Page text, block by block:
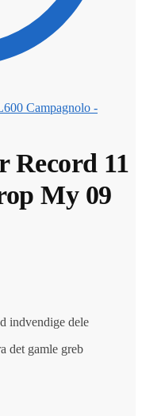
Campagnolo -
Record 11
My 09
indvendige dele
det gamle greb